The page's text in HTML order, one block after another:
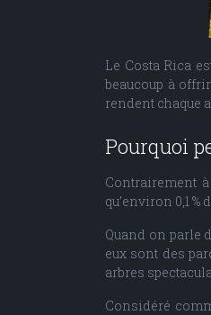
Le Costa Rica
beaucoup à
rendent chaque
Pourquoi
Contrairement
qu’environ 0,1
Quand on parle
eux sont des
arbres
Considéré